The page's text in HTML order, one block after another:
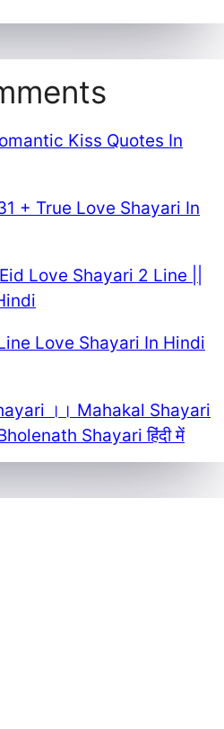
Kiss Quotes In
+ True Love Shayari In
Love Shayari 2 Line ||
Love Shayari In Hindi
।। Mahakal Shayari
Shayari हिंदी में